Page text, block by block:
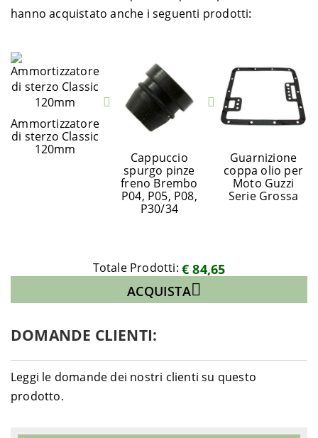
hanno acquistato anche i seguenti prodotti:
Ammortizzatore
di sterzo Classic
120mm
Cappuccio
spurgo pinze
freno Brembo
P04, P05, P08,
P30/34
Guarnizione
coppa olio per
Moto Guzzi
Serie Grossa
Totale Prodotti: € 84,65
ACQUISTA
DOMANDE CLIENTI:
Leggi le domande dei nostri clienti su questo
prodotto.